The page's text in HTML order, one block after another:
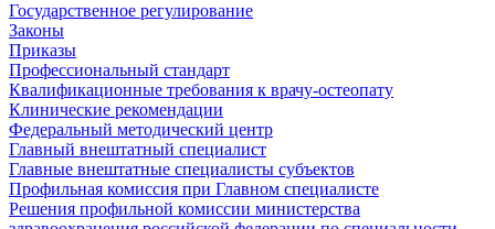
Государственное регулирование
Законы
Приказы
Профессиональный стандарт
Квалификационные требования к врачу-остеопату
Клинические рекомендации
Федеральный методический центр
Главный внештатный специалист
Главные внештатные специалисты субъектов
Профильная комиссия при Главном специалисте
Решения профильной комиссии министерства